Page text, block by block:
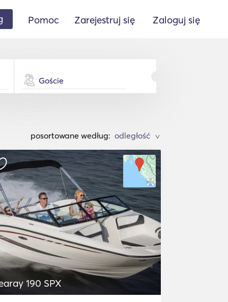
Pomoc Zarejestruj się Zaloguj się
Goście
posortowane według: >
190 SPX